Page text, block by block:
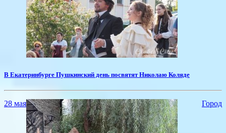
В Екатеринбурге Пушкинский день посвятят Николаю Коляде
28 мая Город